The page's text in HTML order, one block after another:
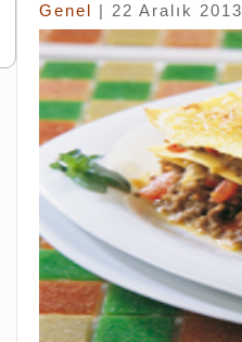
Genel | 22 Aralık